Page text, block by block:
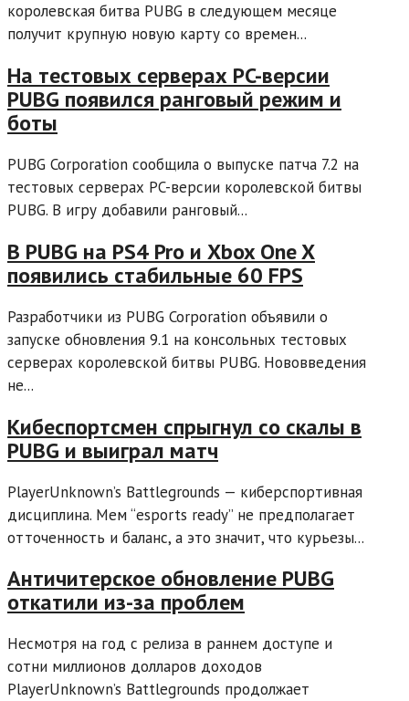
королевская битва PUBG в следующем месяце
получит крупную новую карту со времен...
На тестовых серверах PC-версии
PUBG появился ранговый режим и
боты
PUBG Corporation сообщила о выпуске патча 7.2 на
тестовых серверах PC-версии королевской битвы
PUBG. В игру добавили ранговый...
В PUBG на PS4 Pro и Xbox One X
появились стабильные 60 FPS
Разработчики из PUBG Corporation объявили о
запуске обновления 9.1 на консольных тестовых
серверах королевской битвы PUBG. Нововведения
не...
Кибеспортсмен спрыгнул со скалы в
PUBG и выиграл матч
PlayerUnknown’s Battlegrounds — киберспортивная
дисциплина. Мем “esports ready” не предполагает
отточенность и баланс, а это значит, что курьезы...
Античитерское обновление PUBG
откатили из-за проблем
Несмотря на год с релиза в раннем доступе и
сотни миллионов долларов доходов
PlayerUnknown’s Battlegrounds продолжает